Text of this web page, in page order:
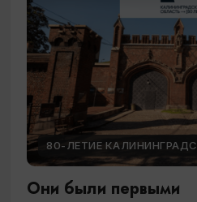
80-ЛЕТИЕ
Они были первыми